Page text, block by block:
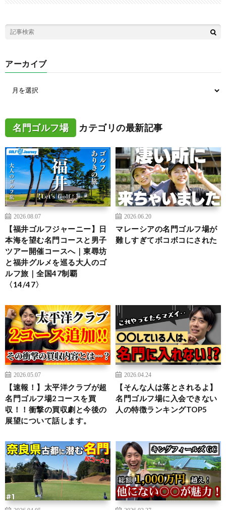
アーカイブ
名門ゴルフ場 カテゴリの最新記事
2026.08.07
【福井ゴルフジャーニー】日
本海を望む名門コースと男子
ツアー開催コースへ｜東尋坊
と福井グルメを巡る大人のゴ
ルフ旅｜全国47制覇
〈14/47〉
2026.06.20
マレーシアの名門ゴルフ場が
難しすぎてボコボコにされた
2026.05.07
【速報！】太平洋クラブが超
名門ゴルフ場2コースを買
収！！衝撃の買収劇と今後の
展望について話します。
2026.04.24
【そんな人は落とされるよ】
名門ゴルフ場に入会できない
人の特徴ランキングTOP5